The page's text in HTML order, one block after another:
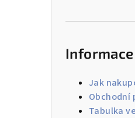
Jak
Obchodní
Tabulka